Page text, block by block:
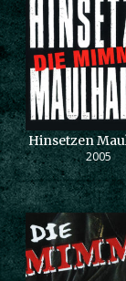
Hinsetzen
2005